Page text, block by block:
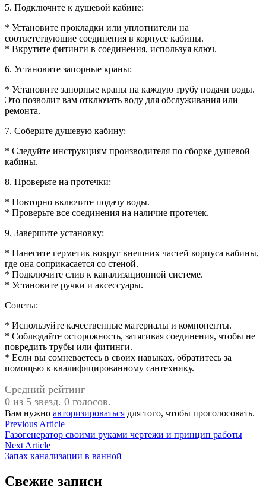
5. Подключите к душевой кабине:
* Установите прокладки или уплотнители на
соответствующие соединения в корпусе кабины.
* Вкрутите фитинги в соединения, используя ключ.
6. Установите запорные краны:
* Установите запорные краны на каждую трубу подачи воды.
Это позволит вам отключать воду для обслуживания или
ремонта.
7. Соберите душевую кабину:
* Следуйте инструкциям производителя по сборке душевой
кабины.
8. Проверьте на протечки:
* Повторно включите подачу воды.
* Проверьте все соединения на наличие протечек.
9. Завершите установку:
* Нанесите герметик вокруг внешних частей корпуса кабины,
где она соприкасается со стеной.
* Подключите слив к канализационной системе.
* Установите ручки и аксессуары.
Советы:
* Используйте качественные материалы и компоненты.
* Соблюдайте осторожность, затягивая соединения, чтобы не
повредить трубы или фитинги.
* Если вы сомневаетесь в своих навыках, обратитесь за
помощью к квалифицированному сантехнику.
Средний рейтинг
0 из 5 звезд. 0 голосов.
Вам нужно авторизироваться для того, чтобы проголосовать.
Навигация
по
записям
Previous ArticlePrevious
article:
Газогенератор своими руками чертежи и принцип работы
Next ArticleNext
article:
Запах канализации в ванной
Свежие записи